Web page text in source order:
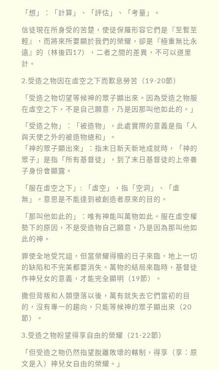
「想」：「計算」、「評估」、「考量」。
信徒現在所身受的苦楚，使徒保羅形容它們是『至暫至
輕』，而將來所要顯於我們的榮耀，卻是『極重無比永
遠』的（林後四17），二者之間的差異，不可以道里
計。
2.受造之物因在虛空之下而歎息勞苦（19-20節）
「受造之物切望等候神的眾子顯出來。因為受造之物服
在虛空之下，不是自己願意，乃是因那叫他如此的。」
「受造之物」：「被造物」，此處實際的意義是指「人
與天使之外的被造物總和」。
「神的眾子顯出來」：指末日新天新地成就時，「神的
眾子」是指「所有基督徒」，到了末日基督徒的上帝養
子身份會顯露。
「服在虛空之下」: 「虛空」，指「空洞」、「虛
無」。意思是不能達到被創造者原來的目的。
「那叫他如此的」：唯有神能叫萬物如此。服在虛空權
勢下的原因，不是受造物自己願意，乃是因為那叫他如
此的神。
罪使全地受咒詛，但當榮耀得贖的日子來臨，地上一切
的缺陷和不完美都要消失。萬物的結局來臨時，基督徒
作神兒女的意義，才能完全顯明（19節）。
撒但背叛和人類墮落以後，萬有就失去它們當初的目
的，沒有專一的趨向，只能等候神的眾子顯出來（20
節）。
3.受造之物盼望得享自由的榮耀（21-22節）
「但受造之物仍然指望脫離敗壞的轄制，得享（享：原
文是入）神兒女自由的榮耀。」